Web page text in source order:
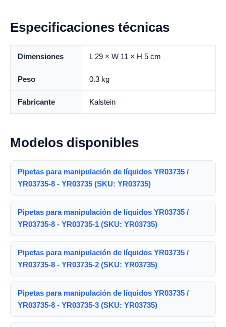
Especificaciones técnicas
Dimensiones L 29 × W 11 × H 5 cm
Peso 0.3 kg
Fabricante Kalstein
Modelos disponibles
Pipetas para manipulación de líquidos YR03735 /
YR03735-8 - YR03735 (SKU: YR03735)
Pipetas para manipulación de líquidos YR03735 /
YR03735-8 - YR03735-1 (SKU: YR03735)
Pipetas para manipulación de líquidos YR03735 /
YR03735-8 - YR03735-2 (SKU: YR03735)
Pipetas para manipulación de líquidos YR03735 /
YR03735-8 - YR03735-3 (SKU: YR03735)